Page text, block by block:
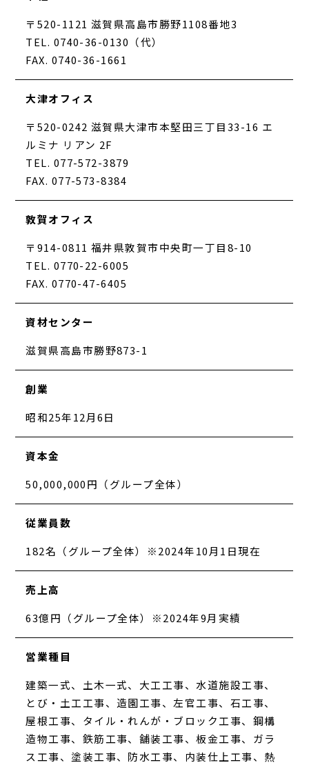
〒520-1121 滋賀県高島市勝野1108番地3
TEL. 0740-36-0130（代）
FAX. 0740-36-1661
大津オフィス
〒520-0242 滋賀県大津市本堅田三丁目33-16 エ
ルミナ リアン 2F
TEL. 077-572-3879
FAX. 077-573-8384
敦賀オフィス
〒914-0811 福井県敦賀市中央町一丁目8-10
TEL. 0770-22-6005
FAX. 0770-47-6405
資材センター
滋賀県高島市勝野873-1
創業
昭和25年12月6日
資本金
50,000,000円（グループ全体）
従業員数
182名（グループ全体）※2024年10月1日現在
売上高
63億円（グループ全体）※2024年9月実績
営業種目
建築一式、土木一式、大工工事、水道施設工事、
とび・土工工事、造園工事、左官工事、石工事、
屋根工事、タイル・れんが・ブロック工事、鋼構
造物工事、鉄筋工事、舗装工事、板金工事、ガラ
ス工事、塗装工事、防水工事、内装仕上工事、熱